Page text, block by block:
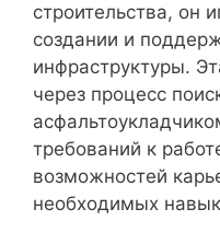
строительства, он
создании и
инфраструктуры.
через процесс
требований к
возможностей
необходимых